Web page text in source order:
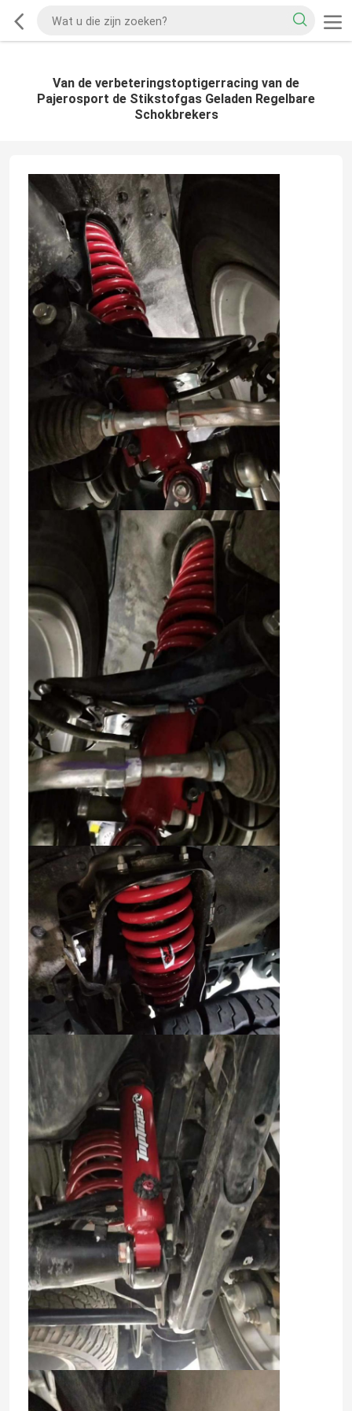
Van de verbeteringstoptigerracing van de
Pajerosport de Stikstofgas Geladen Regelbare
Schokbrekers